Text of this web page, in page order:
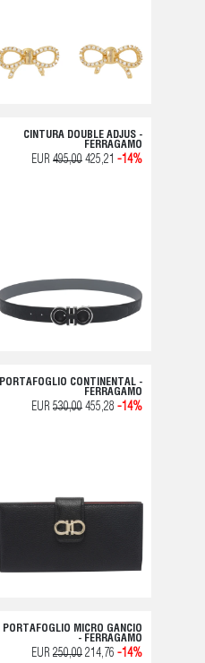
CINTURA DOUBLE ADJUS -
FERRAGAMO
EUR 495,00 425,21 -14%
PORTAFOGLIO CONTINENTAL -
FERRAGAMO
EUR 530,00 455,28 -14%
PORTAFOGLIO MICRO GANCIO
- FERRAGAMO
EUR 250,00 214,76 -14%